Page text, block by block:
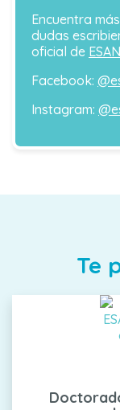
Encuentra
dudas
oficial de
Facebook:
Instagram:
Te